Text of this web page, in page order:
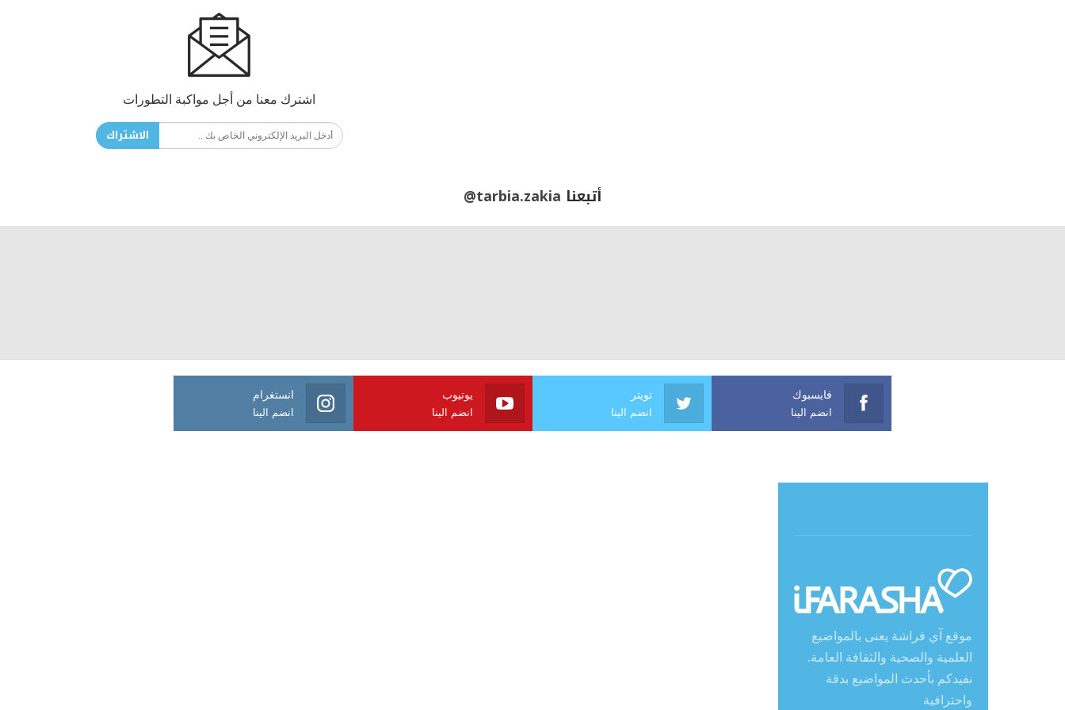
اشترك معنا من أجل مواكبة التطورات
الاشتراك
أتبعنا @tarbia.zakia
فايسبوك
انضم الينا
تويتر
انضم الينا
يوتيوب
انضم الينا
انستغرام
انضم الينا
موقع آي فراشة يعنى بالمواضيع
العلمية والصحية والثقافة العامة.
نفيدكم بأحدث المواضيع بدقة
واحترافية